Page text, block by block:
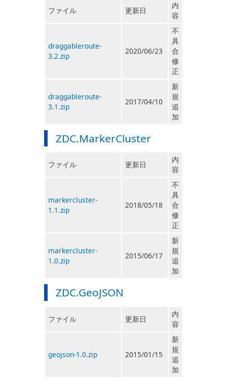
ファイル 更新日
内
容
draggableroute-
3.2.zip
2020/06/23
不
具
合
修
正
draggableroute-
3.1.zip
2017/04/10
新
規
追
加
ZDC.MarkerCluster
ファイル 更新日
内
容
markercluster-
1.1.zip
2018/05/18
不
具
合
修
正
markercluster-
1.0.zip
2015/06/17
新
規
追
加
ZDC.GeoJSON
ファイル 更新日
内
容
geojson-1.0.zip 2015/01/15
新
規
追
加